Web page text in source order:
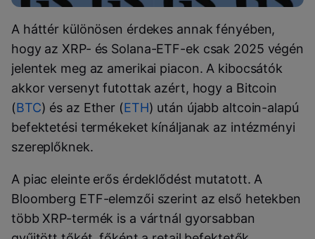
A háttér különösen érdekes annak fényében,
hogy az XRP- és Solana-ETF-ek csak 2025 végén
jelentek meg az amerikai piacon. A kibocsátók
akkor versenyt futottak azért, hogy a Bitcoin
(BTC) és az Ether (ETH) után újabb altcoin-alapú
befektetési termékeket kínáljanak az intézményi
szereplőknek.
A piac eleinte erős érdeklődést mutatott. A
Bloomberg ETF-elemzői szerint az első hetekben
több XRP-termék is a vártnál gyorsabban